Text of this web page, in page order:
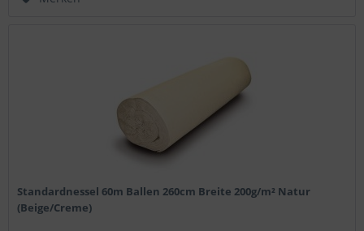
Standardnessel 60m Ballen 260cm Breite 200g/m² Natur
(Beige/Creme)